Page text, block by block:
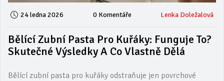
24 ledna 2026 0 Komentáře Lenka Doležalová
Bělící Zubní Pasta Pro Kuřáky: Funguje To?
Skutečné Výsledky A Co Vlastně Dělá
Bělící zubní pasta pro kuřáky odstraňuje jen povrchové